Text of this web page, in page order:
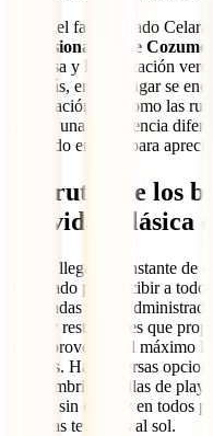
Desde el faro llamado
impresionantes de Cozumel
turquesa y la vegetación
Además, en este lugar se
Navegación, así como las
desean una experiencia
recorrido en bote para
Disfrutar de los
actividad clásica
Con la llegada constante de
preparado para recibir a
destacadas están
bares y restaurantes que
para aprovechar al máximo
blancas. Hay diversas
con sombrillas, sillas de
acceso sin costo y en todos
mientras te relajas al sol.